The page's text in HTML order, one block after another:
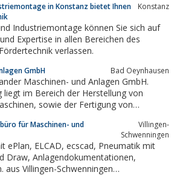
in Konstanz bietet Ihnen
Konstanz
Industriemontage können Sie sich auf
Expertise in allen Bereichen des
verlassen.
GmbH Bad Oeynhausen
Maschinen- und Anlagen GmbH.
liegt im Bereich der Herstellung von
Fertigung von
für Maschinen- und
Villingen-
Schwenningen
Pneumatik mit